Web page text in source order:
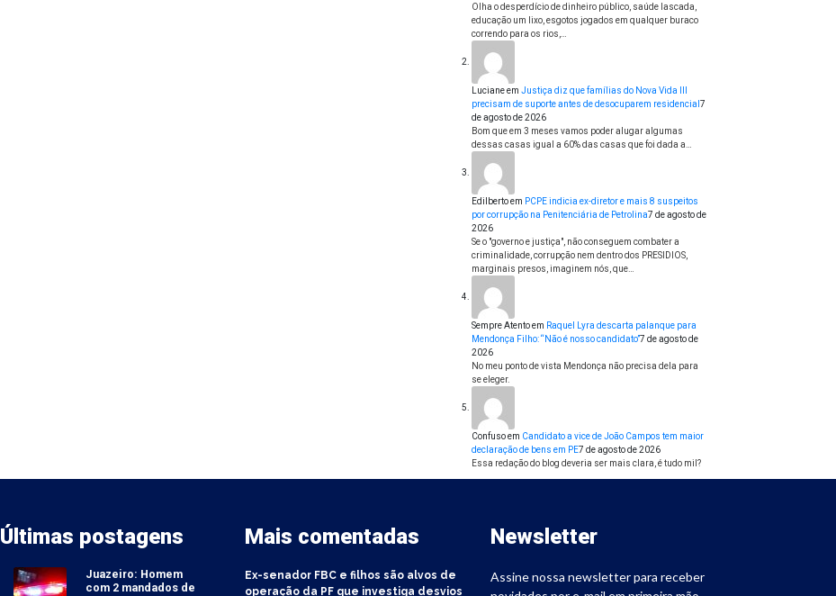
Olha o desperdício de dinheiro público, saúde lascada,
educação um lixo, esgotos jogados em qualquer buraco
correndo para os rios,…
Lucianeem Justiça diz que famílias do Nova Vida III
precisam de suporte antes de desocuparem residencial 7
de agosto de 2026
Bom que em 3 meses vamos poder alugar algumas
dessas casas igual a 60% das casas que foi dada a…
Edilbertoem PCPE indicia ex-diretor e mais 8 suspeitos
por corrupção na Penitenciária de Petrolina7 de agosto de
2026
Se o "governo e justiça", não conseguem combater a
criminalidade, corrupção nem dentro dos PRESIDIOS,
marginais presos, imaginem nós, que…
Sempre Atentoem Raquel Lyra descarta palanque para
Mendonça Filho: “Não é nosso candidato”7 de agosto de
2026
No meu ponto de vista Mendonça não precisa dela para
se eleger.
Confusoem Candidato a vice de João Campos tem maior
declaração de bens em PE7 de agosto de 2026
Essa redação do blog deveria ser mais clara, é tudo mil?
Últimas postagens
Juazeiro: Homem
com 2 mandados de
Mais comentadas
Ex-senador FBC e filhos são alvos de
operação da PF que investiga desvios
Newsletter
Assine nossa newsletter para receber